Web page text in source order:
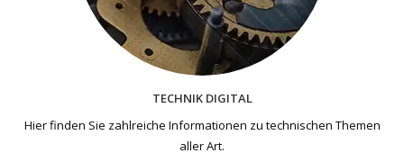
TECHNIK DIGITAL
Hier finden Sie zahlreiche Informationen zu technischen Themen​
aller Art.